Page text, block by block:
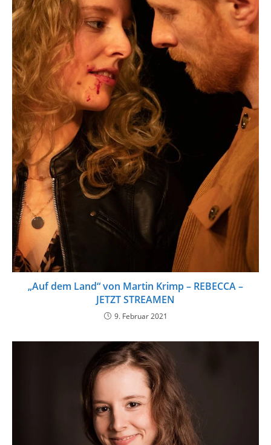
„Auf dem Land“ von Martin Krimp – REBECCA –
JETZT STREAMEN
9. Februar 2021